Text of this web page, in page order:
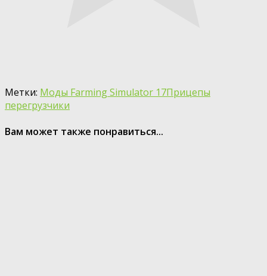
Метки: Моды Farming Simulator 17Прицепы
перегрузчики
Вам может также понравиться...